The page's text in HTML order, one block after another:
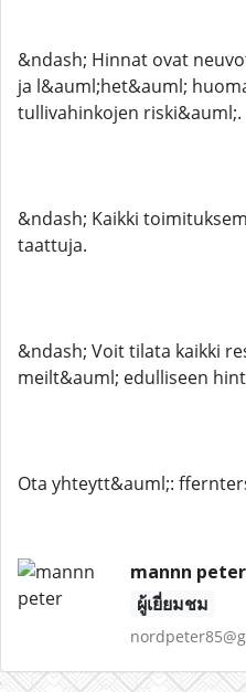
&ndash; Hinnat ovat
ja l&auml;het&auml;
tullivahinkojen riski&auml;.
&ndash; Kaikki
taattuja.
&ndash; Voit tilata kaikki
meilt&auml; edulliseen
Ota yhteytt&auml;:
mannn peter
ผู้เยี่ยมชม